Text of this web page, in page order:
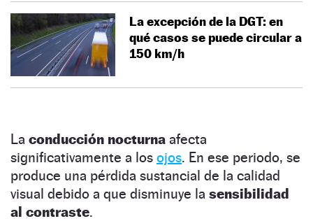
La excepción de la DGT: en
qué casos se puede circular a
150 km/h
La conducción nocturna afecta
significativamente a los ojos. En ese periodo, se
produce una pérdida sustancial de la calidad
visual debido a que disminuye la sensibilidad
al contraste.